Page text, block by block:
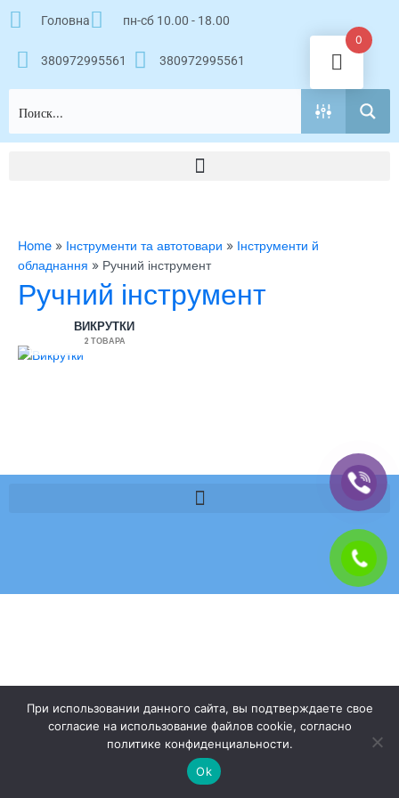
Перейти
Головна пн-сб 10.00 - 18.00
380972995561 380972995561
Home » Інструменти та автотовари » Інструменти й
обладнання » Ручний інструмент
Ручний інструмент
ВИКРУТКИ
2 ТОВАРА
0
При использовании данного сайта, вы подтверждаете свое
согласие на использование файлов cookie, согласно
политике конфиденциальности.
Ok